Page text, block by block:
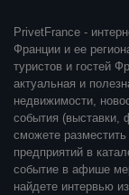
PrivetFrance -
Франции и ее
туристов и гостей
актуальная и
недвижимости,
события (выставки,
сможете
предприятий в
событие в афише
найдете интервью